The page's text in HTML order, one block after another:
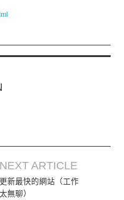
NEXT ARTICLE
更新最快的網站（工作
太無聊）